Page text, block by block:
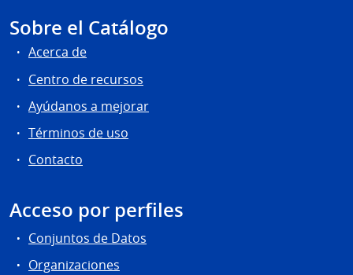
Sobre el Catálogo
Acerca de
Centro de recursos
Ayúdanos a mejorar
Términos de uso
Contacto
Acceso por perfiles
Conjuntos de Datos
Organizaciones